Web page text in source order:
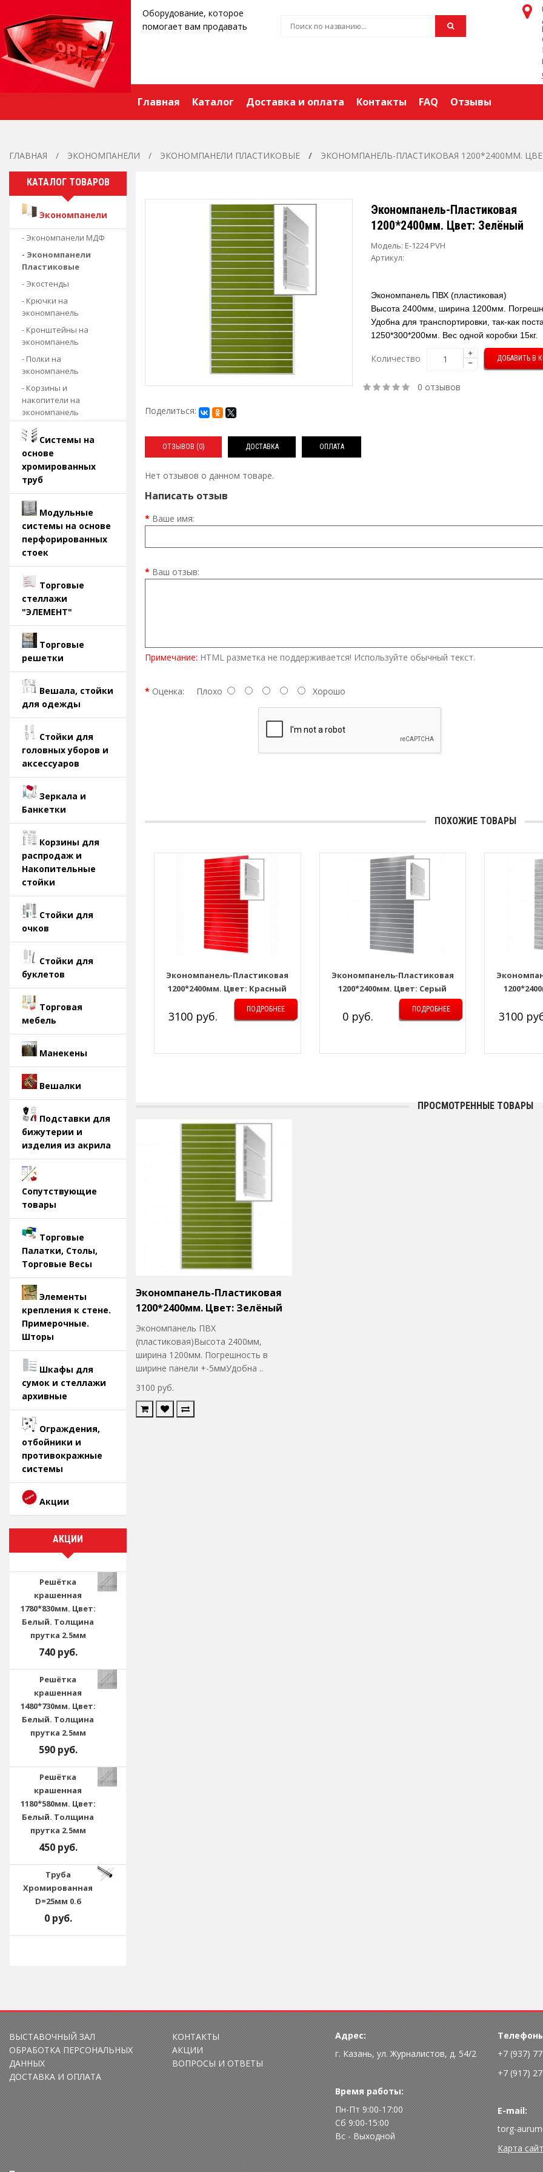
Оборудование, которое
помогает вам продавать
Главная Каталог Доставка и оплата Контакты FAQ Отзывы
ГЛАВНАЯ ЭКОНОМПАНЕЛИ ЭКОНОМПАНЕЛИ ПЛАСТИКОВЫЕ ЭКОНОМПАНЕЛЬ-ПЛАСТИКОВАЯ 1200*2400ММ.
КАТАЛОГ ТОВАРОВ
Экономпанели
- Экономпанели МДФ
- Экономпанели
Пластиковые
- Экостенды
- Крючки на
экономпанель
- Кронштейны на
экономпанель
- Полки на
экономпанель
- Корзины и
накопители на
экономпанель
Системы на
основе
хромированных
труб
Модульные
системы на основе
перфорированных
стоек
Торговые
стеллажи
"ЭЛЕМЕНТ"
Торговые
решетки
Вешала, стойки
для одежды
Стойки для
головных уборов и
аксессуаров
Зеркала и
Банкетки
Корзины для
распродаж и
Накопительные
стойки
Стойки для
очков
Стойки для
буклетов
Торговая
мебель
Манекены
Вешалки
Подставки для
бижутерии и
изделия из акрила
Сопутствующие
товары
Торговые
Палатки, Столы,
Торговые Весы
Элементы
крепления к стене.
Примерочные.
Шторы
Шкафы для
сумок и стеллажи
архивные
Ограждения,
отбойники и
противокражные
системы
Акции
АКЦИИ
Решётка
крашенная
1780*830мм. Цвет:
Белый. Толщина
прутка 2.5мм
740 руб.
Решётка
крашенная
1480*730мм. Цвет:
Белый. Толщина
прутка 2.5мм
590 руб.
Решётка
крашенная
1180*580мм. Цвет:
Белый. Толщина
прутка 2.5мм
450 руб.
Труба
Хромированная
D=25мм 0.6
0 руб.
Экономпанель-Пластиковая
1200*2400мм. Цвет: Зелёный
Модель: E-1224 PVH
Артикул:
Экономпанель ПВХ (пластиковая)
Высота 2400мм, ширина 1200мм.
Удобна для транспортировки, так-как
1250*300*200мм. Вес одной коробки 15кг.
Количество
0 отзывов
Поделиться:
ОТЗЫВОВ (0) ДОСТАВКА ОПЛАТА
Нет отзывов о данном товаре.
Написать отзыв
Ваше имя:
Ваш отзыв:
Примечание: HTML разметка не поддерживается! Используйте обычный текст.
Оценка: Плохо Хорошо
ПОХОЖИЕ ТОВАРЫ
Экономпанель-Пластиковая
1200*2400мм. Цвет: Красный
3100 руб. ПОДРОБНЕЕ
Экономпанель-Пластиковая
1200*2400мм. Цвет: Серый
0 руб. ПОДРОБНЕЕ 3100
ПРОСМОТРЕННЫЕ ТОВАРЫ
Экономпанель-Пластиковая
1200*2400мм. Цвет: Зелёный
Экономпанель ПВХ
(пластиковая)Высота 2400мм,
ширина 1200мм. Погрешность в
ширине панели +-5ммУдобна ..
3100 руб.
ВЫСТАВОЧНЫЙ ЗАЛ
ОБРАБОТКА ПЕРСОНАЛЬНЫХ
ДАННЫХ
ДОСТАВКА И ОПЛАТА
КОНТАКТЫ
АКЦИИ
ВОПРОСЫ И ОТВЕТЫ
Адрес:
г. Казань, ул. Журналистов, д. 54/2
Время работы:
Пн-Пт 9:00-17:00
Сб 9:00-15:00
Вс - Выходной
+7 (937)
+7 (917)
E-mail:
torg-
Карта